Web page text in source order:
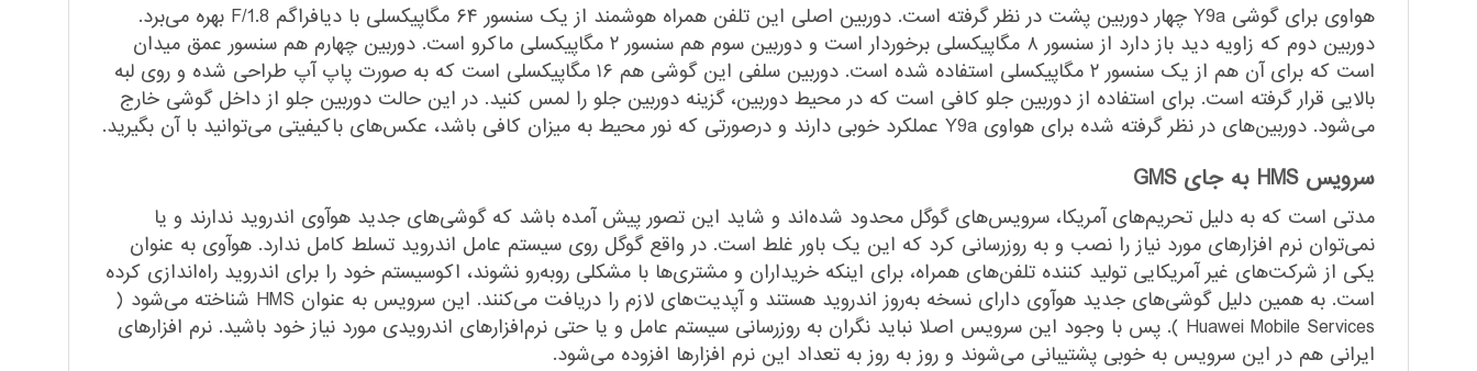
هواوی برای گوشی Y9a چهار دوربین پشت در نظر گرفته است. دوربین اصلی این تلفن همراه هوشمند از یک سنسور ۶۴ مگاپیکسلی با دیافراگم F/1.8 بهره می‌برد.
دوربین دوم که زاویه دید باز دارد از سنسور ۸ مگاپیکسلی برخوردار است و دوربین سوم هم سنسور ۲ مگاپیکسلی ماکرو است. دوربین چهارم هم سنسور عمق میدان
است که برای آن هم از یک سنسور ۲ مگاپیکسلی استفاده شده است. دوربین سلفی این گوشی هم ۱۶ مگاپیکسلی است که به صورت پاپ آپ طراحی شده و روی لبه
بالایی قرار گرفته است. برای استفاده از دوربین جلو کافی است که در محیط دوربین، گزینه دوربین جلو را لمس کنید. در این حالت دوربین جلو از داخل گوشی خارج
می‌شود. دوربین‌های در نظر گرفته شده برای هواوی Y9a عملکرد خوبی دارند و درصورتی که نور محیط به میزان کافی باشد، عکس‌های باکیفیتی می‌توانید با آن بگیرید.
سرویس HMS به جای GMS
مدتی است که به دلیل تحریم‌های آمریکا، سرویس‌های گوگل محدود شده‌اند و شاید این تصور پیش آمده باشد که گوشی‌های جدید هوآوی اندروید ندارند و یا
نمی‌توان نرم افزارهای مورد نیاز را نصب و به روزرسانی کرد که این یک باور غلط است. در واقع گوگل روی سیستم‌ عامل اندروید تسلط کامل ندارد. هوآوی به عنوان
یکی از شرکت‌های غیر آمریکایی تولید کننده تلفن‌های همراه، برای اینکه خریداران و مشتری‌ها با مشکلی روبه‌رو نشوند، اکوسیستم خود را برای اندروید راه‌اندازی کرده
است. به همین دلیل گوشی‌های جدید هوآوی دارای نسخه به‌روز اندروید هستند و آپدیت‌های لازم را دریافت می‌کنند. این سرویس به عنوان HMS شناخته می‌شود (
Huawei Mobile Services ). پس با وجود این سرویس اصلا نباید نگران به روزرسانی سیستم عامل و یا حتی نرم‌افزارهای اندرویدی مورد نیاز خود باشید. نرم افزارهای
ایرانی هم در این سرویس به خوبی پشتیبانی می‌شوند و روز به روز به تعداد این نرم افزارها افزوده می‌شود.